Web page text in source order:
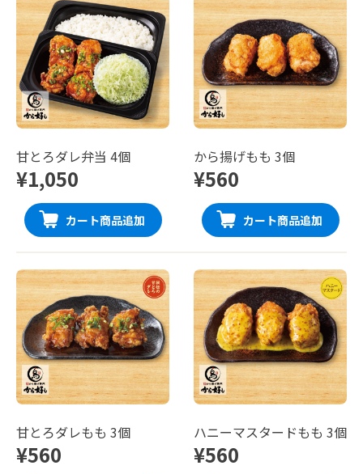
甘とろダレ弁当 4個
¥1,050
カート商品追加
から揚げもも 3個
¥560
カート商品追加
甘とろダレもも 3個
¥560
ハニーマスタードもも 3個
¥560